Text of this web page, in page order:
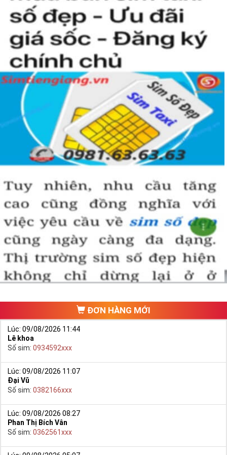
người khác cũng sẽ biết được vị trí của bạn trong xã hội là như thế
nào rồi?
Hướng dẫn mua Sim Tứ Quý 2 tại
Simtiengiang.vn.
Sim Tiền Giang là đơn vị cung cấp
Tứ Quý, sim giá rẻ uy
tín chất lượng.
Chọn mua sim số đẹp thường mất nhiều thời gian ở khoản lựa số,
một số phải vừa đẹp, vừa tốt về phong thủy thì mới là sim hoàn
hảo. Vậy phải làm sao?
- Cách nhanh nhất để chọn mua được Sim Tứ Quý 2 là bạn vào
trang chủ của Sim Tiền Giang, chọn mục “
Sim giảm giá
“ ở ngay đầu
trang chủ. Đây là danh sách sim được đại lý giảm giá vì một số lý
Ngoài ra quý khách chưa ưng ý về Sim Tứ Quý 2 có cũng thể tham
khảo thêm Sim Vinaphone,Sim Gmobile, Sim Tứ Quý Giữa
ĐƠN HÀNG MỚI
Lúc: 09/08/2026 11:44
Lê khoa
Số sim: 0934592xxx
Lúc: 09/08/2026 11:07
Đại Vũ
Số sim: 0382166xxx
Lúc: 09/08/2026 08:27
Phan Thị Bích Vân
Số sim: 0362561xxx